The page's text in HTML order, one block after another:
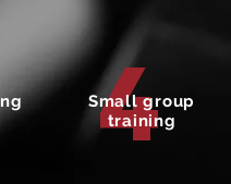
4
Small group
training